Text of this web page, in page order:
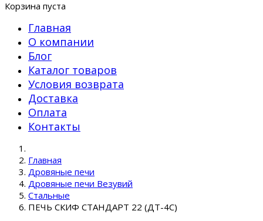
Корзина пуста
Главная
О компании
Блог
Каталог товаров
Условия возврата
Доставка
Оплата
Контакты
Главная
Дровяные печи
Дровяные печи Везувий
Стальные
ПЕЧЬ СКИФ СТАНДАРТ 22 (ДТ-4С)